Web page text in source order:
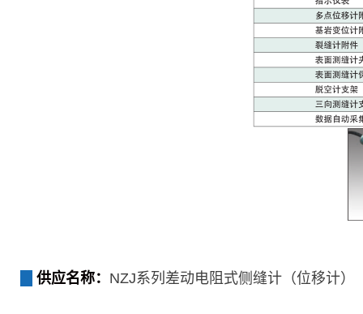
供应名称： NZJ系列差动电阻式侧缝计（位移计）